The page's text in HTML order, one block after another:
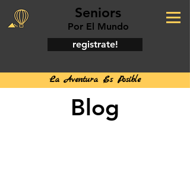
Seniors
Por El Mundo
registrate!
La Aventura Es Posible
Blog